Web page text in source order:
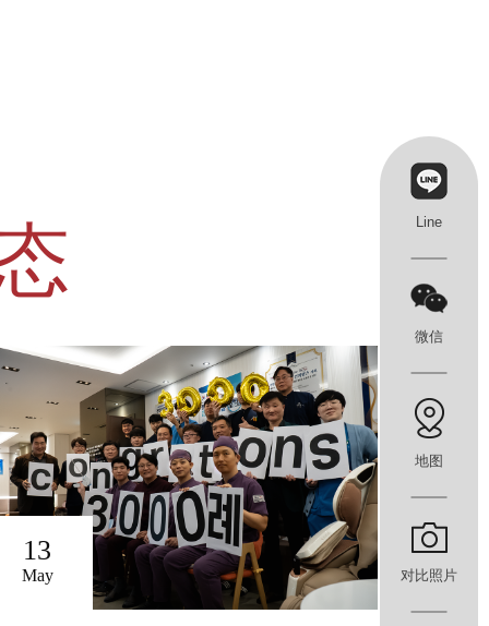
13
May
Line
微信
地图
对比照片